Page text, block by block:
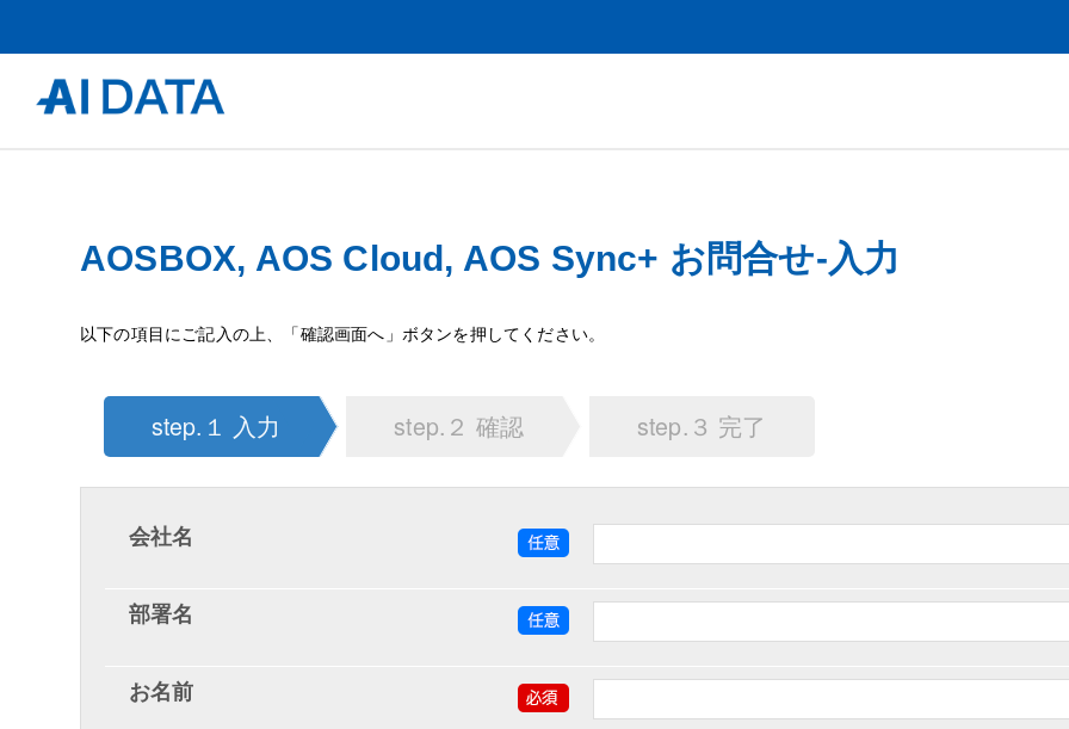
AOSBOX, AOS Cloud, AOS Sync+ お問合せ-入力
以下の項目にご記入の上、「確認画面へ」ボタンを押してください。
step.１ 入力 step.２ 確認 step.３ 完了
会社名
部署名
お名前